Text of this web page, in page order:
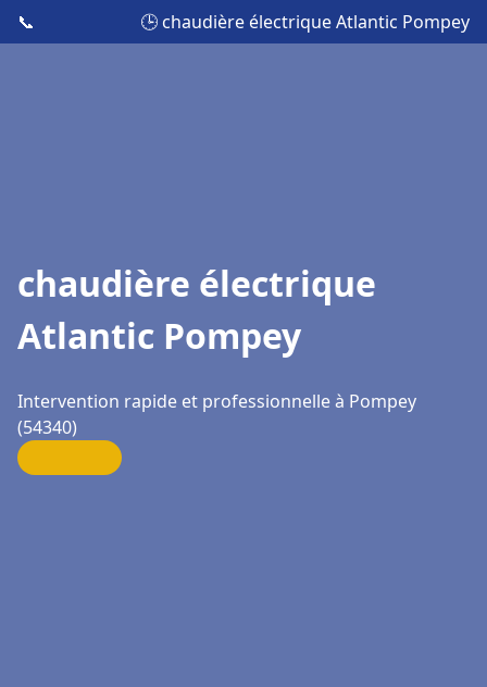
📞 🕒 chaudière électrique Atlantic Pompey
chaudière électrique
Atlantic Pompey
Intervention rapide et professionnelle à Pompey
(54340)